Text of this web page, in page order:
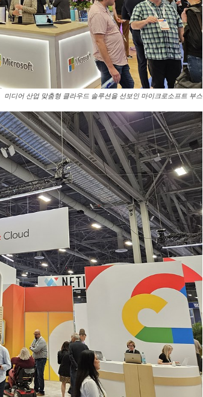
미디어 산업 맞춤형 클라우드 솔루션을 선보인 마이크로소프트 부스